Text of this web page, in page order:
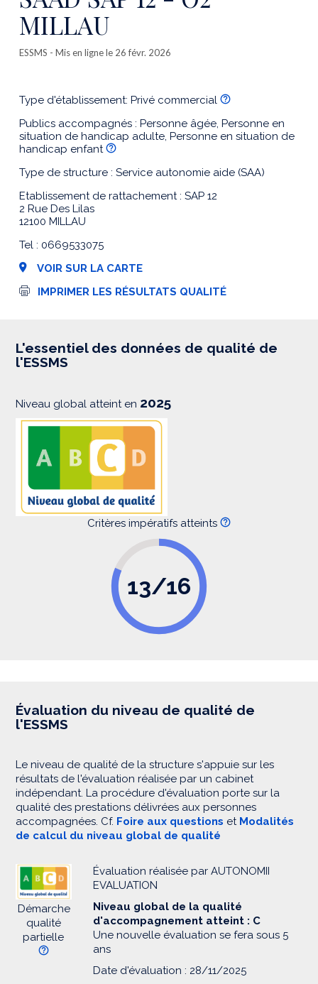
MILLAU
ESSMS - Mis en ligne le 26 févr. 2026
Type d'établissement: Privé commercial
Publics accompagnés : Personne âgée, Personne en
situation de handicap adulte, Personne en situation de
handicap enfant
Type de structure : Service autonomie aide (SAA)
Etablissement de rattachement : SAP 12
2 Rue Des Lilas
12100 MILLAU
Tel : 0669533075
VOIR SUR LA CARTE
I
s
i
IMPRIMER LES RÉSULTATS QUALITÉ
L'essentiel des données de qualité de
l'ESSMS
Niveau global atteint en 2025
Critères impératifs atteints
13/16
Évaluation du niveau de qualité de
l'ESSMS
Le niveau de qualité de la structure s'appuie sur les
résultats de l'évaluation réalisée par un cabinet
indépendant. La procédure d'évaluation porte sur la
qualité des prestations délivrées aux personnes
accompagnées. Cf. Foire aux questions et Modalités
de calcul du niveau global de qualité
Démarche
qualité
partielle
Évaluation réalisée par AUTONOMII
EVALUATION
Niveau global de la qualité
d'accompagnement atteint : C
Une nouvelle évaluation se fera sous 5
ans
Date d'évaluation : 28/11/2025